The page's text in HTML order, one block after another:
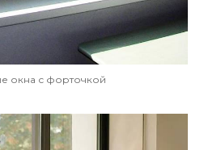
окна с форточкой